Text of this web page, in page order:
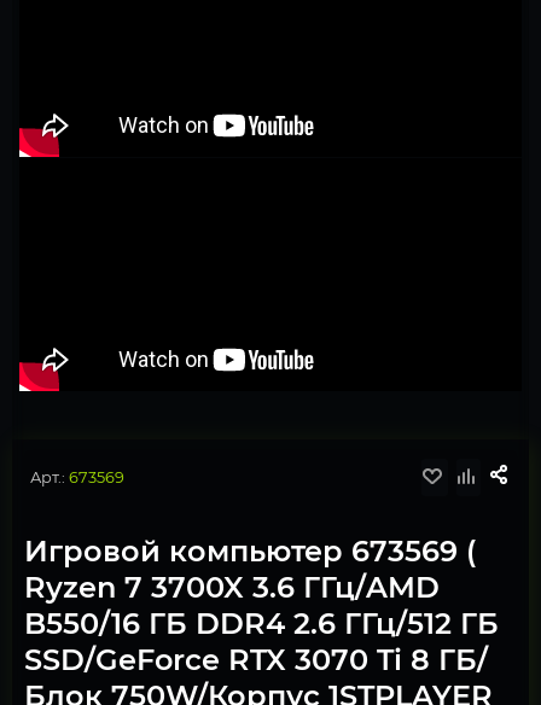
Арт.: 673569
Игровой компьютер 673569 (
Ryzen 7 3700X 3.6 ГГц/AMD
B550/16 ГБ DDR4 2.6 ГГц/512 ГБ
SSD/GeForce RTX 3070 Ti 8 ГБ/
Блок 750W/Корпус 1STPLAYER